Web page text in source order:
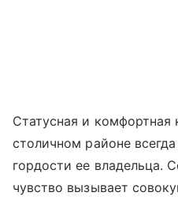
Статусная и
столичном районе
гордости ее владельца.
чувство вызывает